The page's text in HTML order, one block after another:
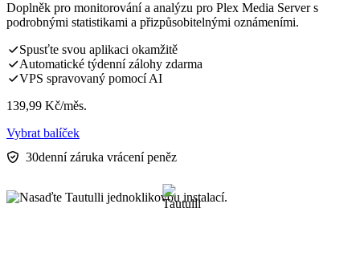
Doplněk pro monitorování a analýzu pro Plex Media Server s
podrobnými statistikami a přizpůsobitelnými oznámeními.
Spusťte svou aplikaci okamžitě
Automatické týdenní zálohy zdarma
VPS spravovaný pomocí AI
139,99 Kč/měs.
Vybrat balíček
30denní záruka vrácení peněz